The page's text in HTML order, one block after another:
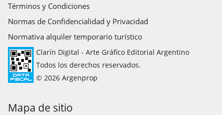
Términos y Condiciones
Normas de Confidencialidad y Privacidad
Normativa alquiler temporario turístico
Clarín Digital - Arte Gráfico Editorial Argentino
Todos los derechos reservados.
© 2026 Argenprop
Mapa de sitio